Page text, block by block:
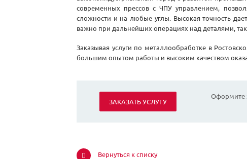
современных прессов с ЧПУ управлением,
сложности и на любые углы. Высокая точность
важно при дальнейших операциях над деталями,
Заказывая услуги по металлообработке в
большим опытом работы и высоким качеством
ЗАКАЗАТЬ УСЛУГУ
Оформите
Вернуться к списку